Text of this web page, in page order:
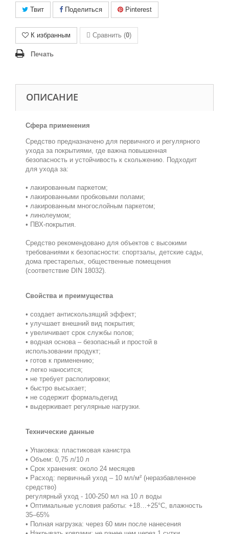
Твит Поделиться Pinterest
К избранным Сравнить (0)
Печать
ОПИСАНИЕ
Сфера применения
Средство предназначено для первичного и регулярного
ухода за покрытиями, где важна повышенная
безопасность и устойчивость к скольжению. Подходит
для ухода за:
• лакированным паркетом;
• лакированными пробковыми полами;
• лакированным многослойным паркетом;
• линолеумом;
• ПВХ-покрытия.
Средство рекомендовано для объектов с высокими
требованиями к безопасности: спортзалы, детские сады,
дома престарелых, общественные помещения
(соответствие DIN 18032).
Свойства и преимущества
• создает антискользящий эффект;
• улучшает внешний вид покрытия;
• увеличивает срок службы полов;
• водная основа – безопасный и простой в
использовании продукт;
• готов к применению;
• легко наносится;
• не требует располировки;
• быстро высыхает;
• не содержит формальдегид
• выдерживает регулярные нагрузки.
Технические данные
• Упаковка: пластиковая канистра
• Объем: 0,75 л/10 л
• Срок хранения: около 24 месяцев
• Расход: первичный уход – 10 мл/м² (неразбавленное
средство)
регулярный уход - 100-250 мл на 10 л воды
• Оптимальные условия работы: +18…+25°C, влажность
35–65%
• Полная нагрузка: через 60 мин после нанесения